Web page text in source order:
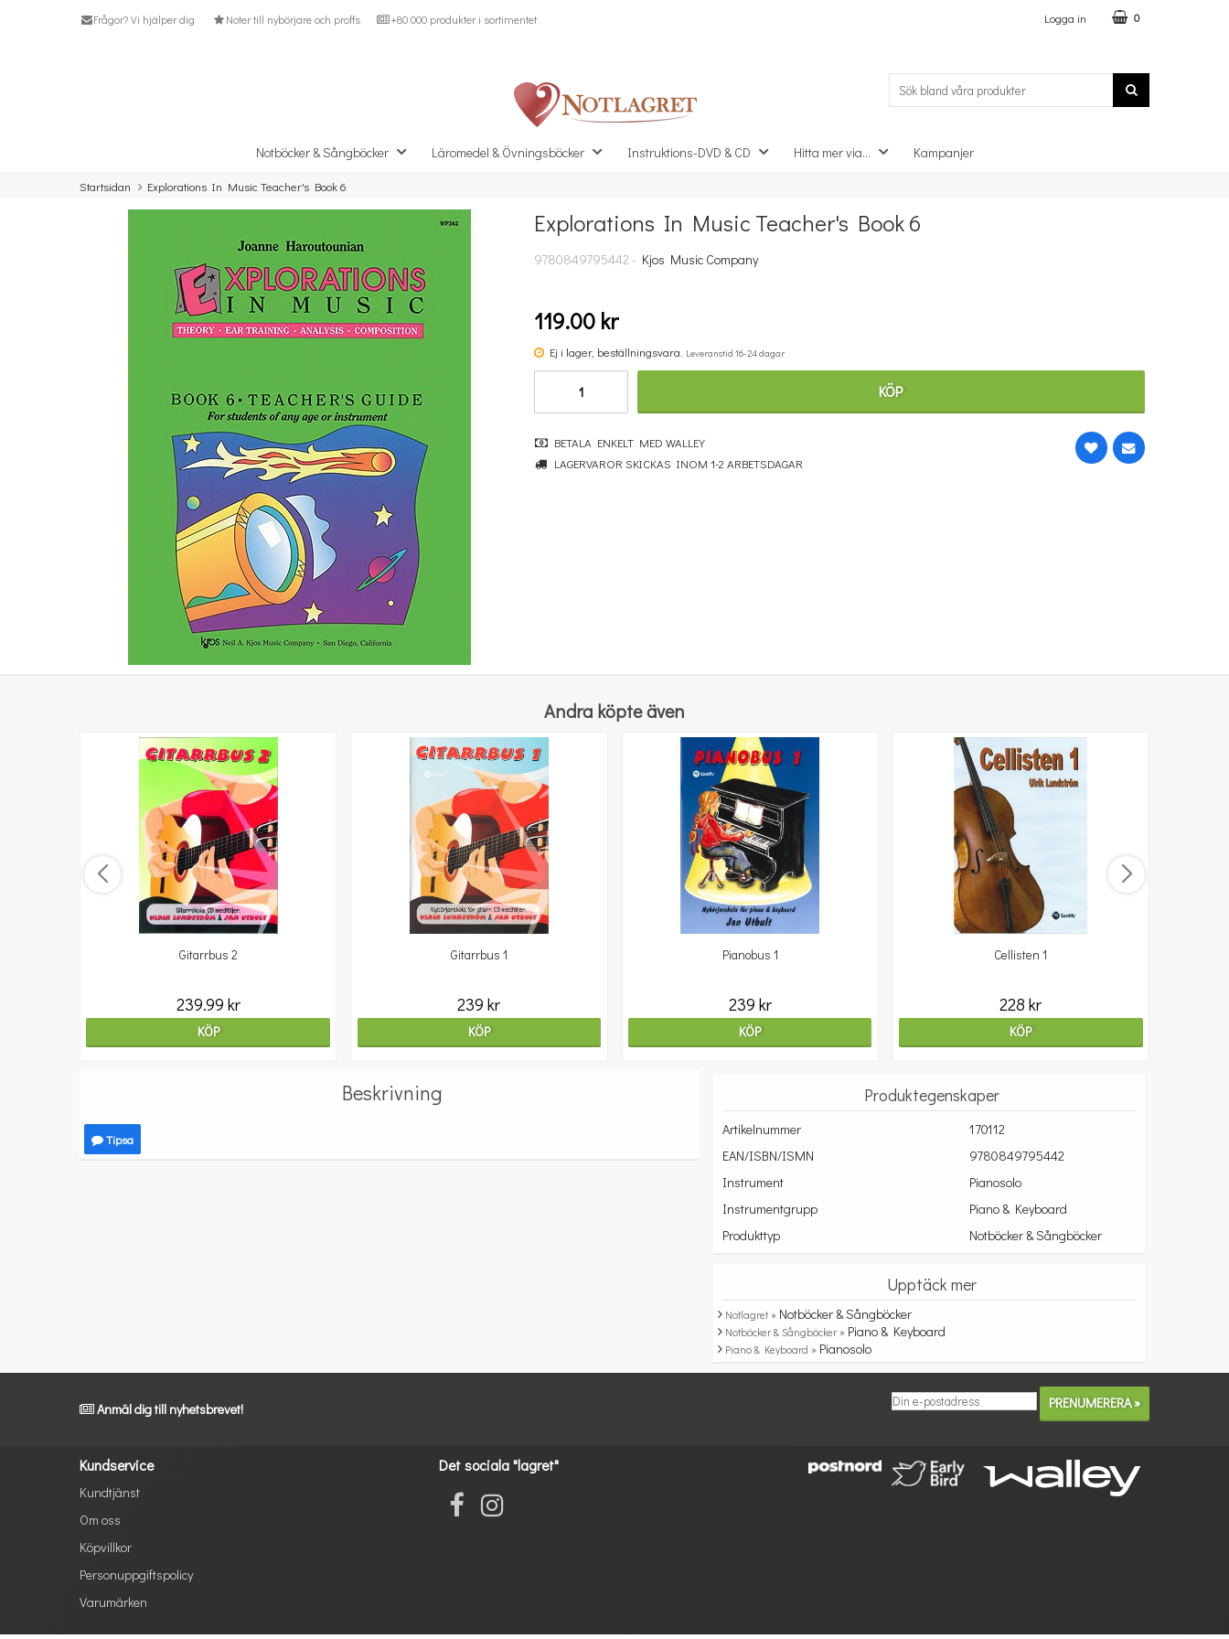
Frågor? Vi hjälper dig Noter till nybörjare och proffs +80 000 produkter i sortimentet Logga in 0
Notböcker & Sångböcker Läromedel & Övningsböcker Instruktions-DVD & CD Hitta mer via... Kampanjer
Startsidan Explorations In Music Teacher's Book 6
Missa inte detta...
Explorations In Music Teacher's Book 6
9780849795442 - Kjos Music Company
119.00 kr
Ej i lager, beställningsvara. Leveranstid 16-24 dagar
KÖP
BETALA ENKELT MED WALLEY
LAGERVAROR SKICKAS INOM 1-2 ARBETSDAGAR
Andra köpte även
Gitarrbus 2
239.99 kr
KÖP
Gitarrbus 1
239 kr
KÖP
Pianobus 1
239 kr
KÖP
Cellisten 1
228 kr
KÖP
Beskrivning
Tipsa
Produktegenskaper
Artikelnummer
170112
EAN/ISBN/ISMN
9780849795442
Instrument
Pianosolo
Instrumentgrupp
Piano & Keyboard
Produkttyp
Notböcker & Sångböcker
Upptäck mer
Notlagret » Notböcker & Sångböcker
Notböcker & Sångböcker » Piano & Keyboard
Piano & Keyboard » Pianosolo
Anmäl dig till nyhetsbrevet!
Kundservice
Kundtjänst
Om oss
Köpvillkor
Personuppgiftspolicy
Varumärken
Det sociala "lagret"